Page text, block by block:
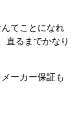
てことになれ
直るまでかなり
ーカー保証も